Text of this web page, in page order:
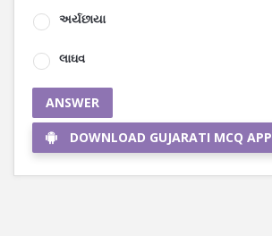
અર્યછાયા
લાઘવ
ANSWER
DOWNLOAD GUJARATI MCQ APP